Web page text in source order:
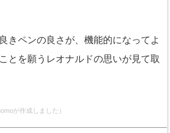
きペンの良さが、機能的になってよ
とを願うレオナルドの思いが見て取
が作成しました）